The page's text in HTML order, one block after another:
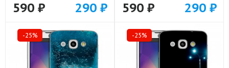
590 ₽ 290 ₽ 590 ₽ 290 ₽
-25% -25%